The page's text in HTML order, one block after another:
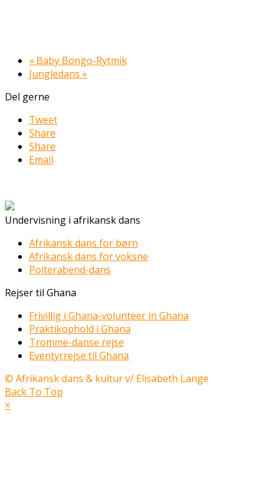
« Baby Bongo-Rytmik
Jungledans »
Del gerne
Tweet
Share
Share
Email
Undervisning i afrikansk dans
Afrikansk dans for børn
Afrikansk dans for voksne
Polterabend-dans
Rejser til Ghana
Frivillig i Ghana-volunteer in Ghana
Praktikophold i Ghana
Tromme-danse rejse
Eventyrrejse til Ghana
© Afrikansk dans & kultur v/ Elisabeth Lange
Back To Top
×